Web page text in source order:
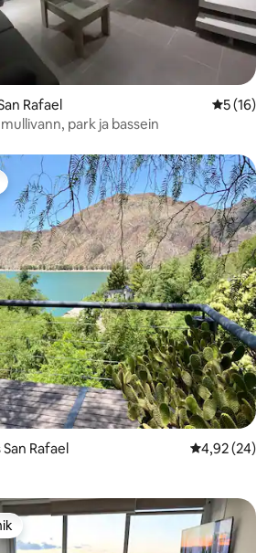
Rafael Keskmine
5 (16)
park ja bassein
Rafael Keskmine
4,92 (24)